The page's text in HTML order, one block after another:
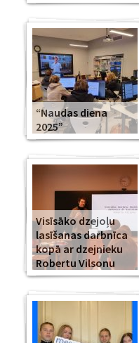
“Naudas diena
2025”
Visīsāko dzejoļu
lasīšanas darbnīca
kopā ar dzejnieku
Robertu Vilsonu